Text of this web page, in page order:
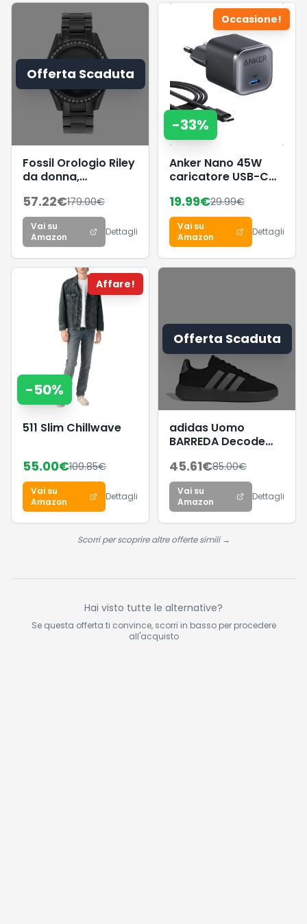
Offerta Scaduta
Fossil Orologio Riley
da donna,
quarzo
multifunzione,
cassa in acciaio
inossidabile nera da
38 mm con
bracciale in acciaio
inossidabile, ES4519
57.22€179.00€
Vai su
Amazon
Dettagli
Occasione!
-33%
Anker Nano 45W
caricatore USB-C
pieghevole
19.99€29.99€
Vai su
Amazon
Dettagli
Affare!
-50%
511 Slim Chillwave
55.00€109.85€
Vai su
Amazon
Dettagli
Offerta Scaduta
adidas Uomo
BARREDA Decode
Black/Lucid
Aquamarine/GUM5,
38 EU
45.61€85.00€
Vai su
Amazon
Dettagli
Scorri per scoprire altre offerte simili →
Hai visto tutte le alternative?
Se questa offerta ti convince, scorri in basso per procedere
all'acquisto